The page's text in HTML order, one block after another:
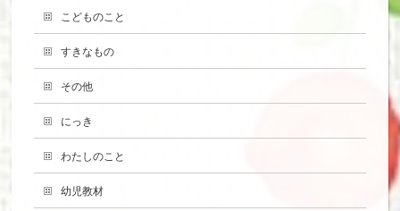
こどものこと
すきなもの
その他
にっき
わたしのこと
幼児教材